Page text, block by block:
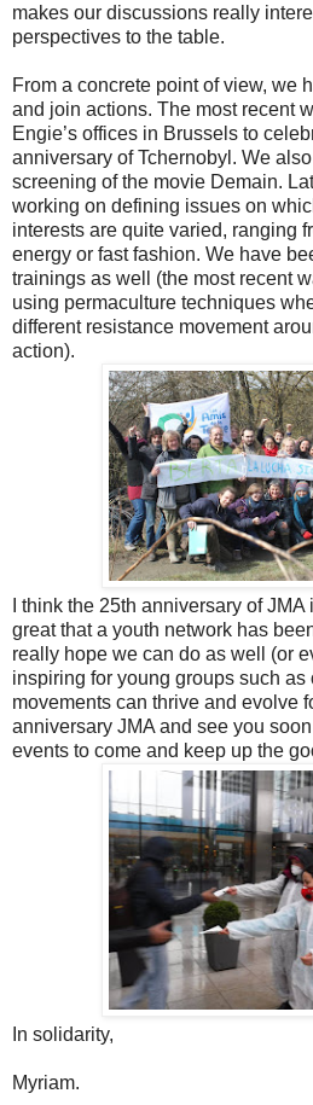
makes our discussions really
perspectives to the table.
From a concrete point of view, we
and join actions. The most recent
Engie’s offices in Brussels to
anniversary of Tchernobyl. We
screening of the movie Demain.
working on defining issues on
interests are quite varied, ranging
energy or fast fashion. We have
trainings as well (the most recent
using permaculture techniques
different resistance movement
action).
I think the 25th anniversary of
great that a youth network has
really hope we can do as well (or
inspiring for young groups such as
movements can thrive and evolve
anniversary JMA and see you
events to come and keep up the
In solidarity,
Myriam.